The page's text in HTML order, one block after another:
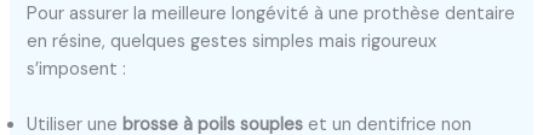
Pour assurer la meilleure longévité à une prothèse dentaire
en résine, quelques gestes simples mais rigoureux
s’imposent :
Utiliser unebrosse à poils souples et un dentifrice non